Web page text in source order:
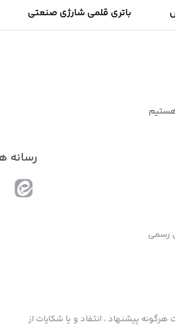
باتری قلمی شارژی صنعتی
سولونیکس Solonix
رسمی
رسانه
پیشنهاد ، انتفاد و یا شکایات از